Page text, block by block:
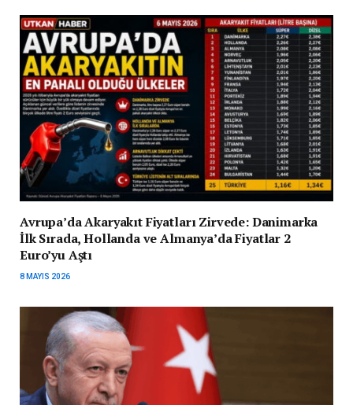
Avrupa’da Akaryakıt Fiyatları Zirvede: Danimarka
İlk Sırada, Hollanda ve Almanya’da Fiyatlar 2
Euro’yu Aştı
8 MAYIS 2026